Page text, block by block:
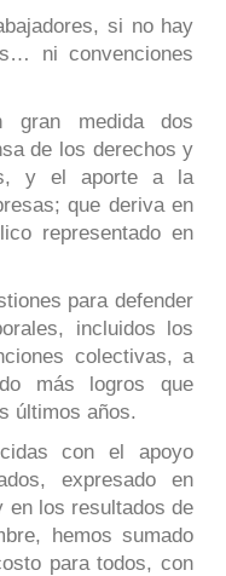
si no hay
ni convenciones
gran medida dos
de los derechos y
y el aporte a la
que deriva en
representado en
para defender
incluidos los
colectivas, a
más logros que
últimos años.
con el apoyo
expresado en
en los resultados de
hemos sumado
para todos, con